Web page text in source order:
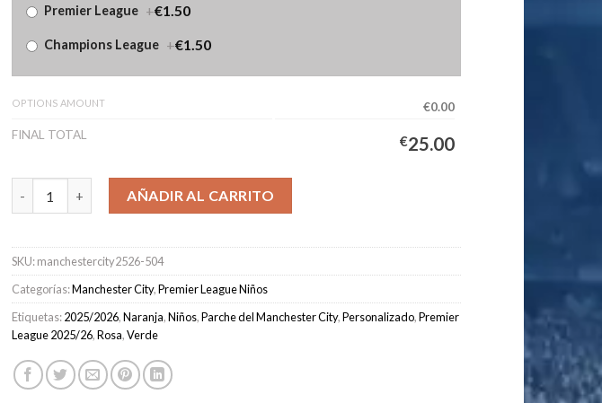
Premier League +€1.50
Champions League +€1.50
OPTIONS AMOUNT
€0.00
FINAL TOTAL
€25.00
Camiseta Manchester City Portero Niños 2025/2026 Verde cantidad
AÑADIR AL CARRITO
SKU:manchestercity2526-504
Categorías:Manchester City,Premier League Niños
Etiquetas:2025/2026,Naranja,Niños,Parche del Manchester City,Personalizado,Premier
League 2025/26,Rosa,Verde